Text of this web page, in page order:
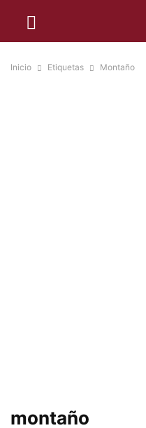
Inicio Etiquetas Montaño
montaño